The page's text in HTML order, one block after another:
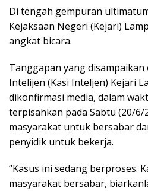
Di tengah gempuran
Kejaksaan Negeri (Kejari)
angkat bicara.
Tanggapan yang disampaikan
Intelijen (Kasi Inteljen) Kejari
dikonfirmasi media, dalam
terpisahkan pada Sabtu (20/6/
masyarakat untuk bersabar
penyidik untuk bekerja.
“Kasus ini sedang berproses.
masyarakat bersabar,